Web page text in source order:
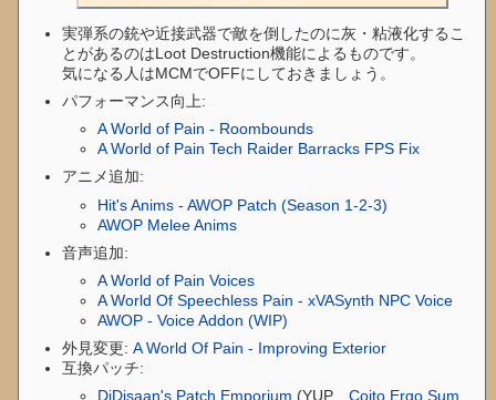
実弾系の銃や近接武器で敵を倒したのに灰・粘液化するこ
とがあるのはLoot Destruction機能によるものです。
気になる人はMCMでOFFにしておきましょう。
パフォーマンス向上:
A World of Pain - Roombounds
A World of Pain Tech Raider Barracks FPS Fix
アニメ追加:
Hit's Anims - AWOP Patch (Season 1-2-3)
AWOP Melee Anims
音声追加:
A World of Pain Voices
A World Of Speechless Pain - xVASynth NPC Voice
AWOP - Voice Addon (WIP)
外見変更:A World Of Pain - Improving Exterior
互換パッチ:
DiDisaan's Patch Emporium (YUP、Coito Ergo Sum